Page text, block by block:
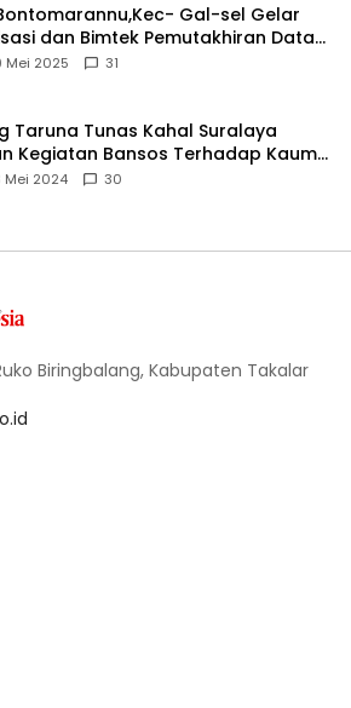
Gal-sel Gelar
dan Bimtek Pemutakhiran Data
Mei 2025 31
Taruna Tunas Kahal Suralaya
Kegiatan Bansos Terhadap Kaum
dan Anak Yatim-Piatu
Mei 2024 30
Biringbalang, Kabupaten Takalar